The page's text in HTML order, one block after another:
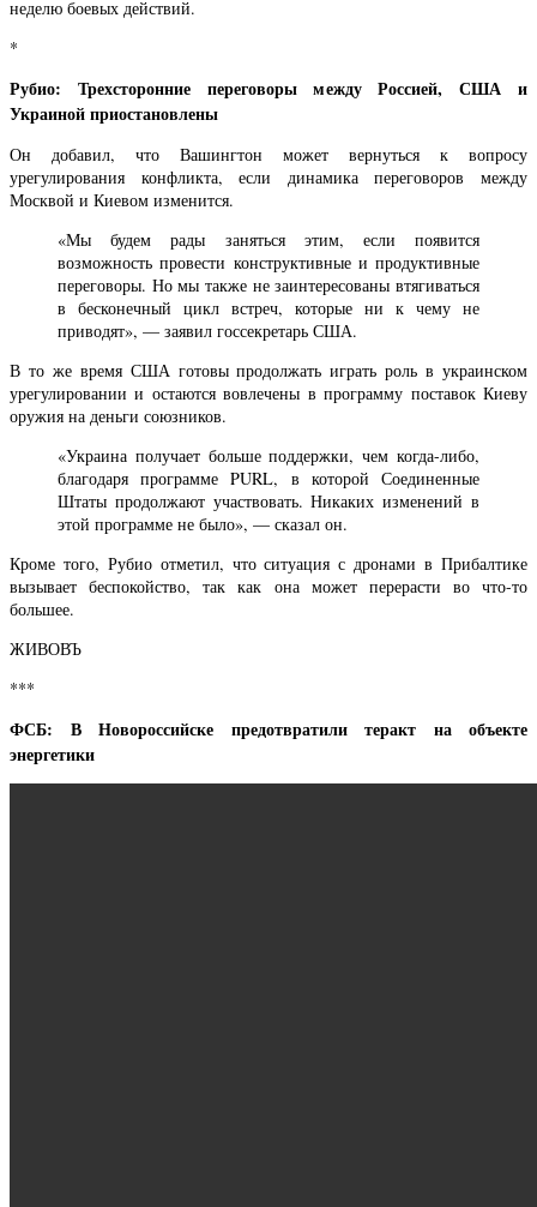
неделю боевых действий.
*
Рубио: Трехсторонние переговоры между Россией, США и
Украиной приостановлены
Он добавил, что Вашингтон может вернуться к вопросу
урегулирования конфликта, если динамика переговоров между
Москвой и Киевом изменится.
«Мы будем рады заняться этим, если появится
возможность провести конструктивные и продуктивные
переговоры. Но мы также не заинтересованы втягиваться
в бесконечный цикл встреч, которые ни к чему не
приводят», — заявил госсекретарь США.
В то же время США готовы продолжать играть роль в украинском
урегулировании и остаются вовлечены в программу поставок Киеву
оружия на деньги союзников.
«Украина получает больше поддержки, чем когда-либо,
благодаря программе PURL, в которой Соединенные
Штаты продолжают участвовать. Никаких изменений в
этой программе не было», — сказал он.
Кроме того, Рубио отметил, что ситуация с дронами в Прибалтике
вызывает беспокойство, так как она может перерасти во что-то
большее.
ЖИВОВЪ
***
ФСБ: В Новороссийске предотвратили теракт на объекте
энергетики